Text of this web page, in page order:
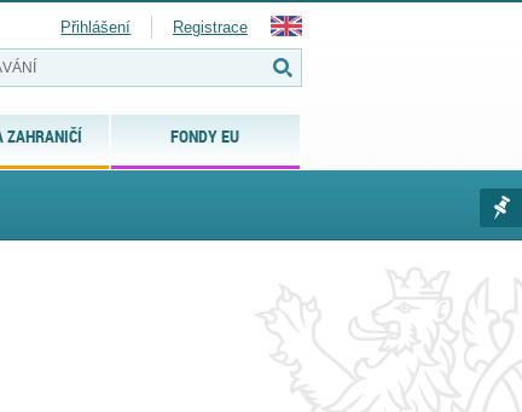
ZAHRANIČÍ FONDY EU
Přihlášení Registrace